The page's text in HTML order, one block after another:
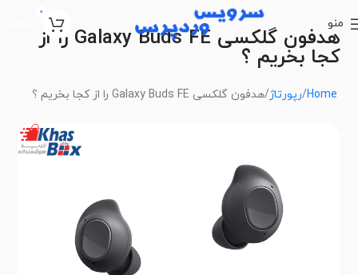
منو
0
هدفون گلکسی Galaxy Buds FE را از
کجا بخریم ؟
Home رپورتاژ هدفون گلکسی Galaxy Buds FE را از کجا بخریم ؟